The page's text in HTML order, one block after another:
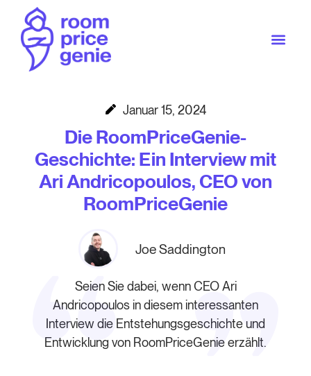
Januar 15, 2024
Die RoomPriceGenie-
Geschichte: Ein Interview mit
Ari Andricopoulos, CEO von
RoomPriceGenie
Joe Saddington
Seien Sie dabei, wenn CEO Ari
Andricopoulos in diesem interessanten
Interview die Entstehungsgeschichte und
Entwicklung von RoomPriceGenie erzählt.